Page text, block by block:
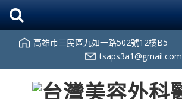
高雄市三民區九如一路502號12樓B5
tsaps3a1@gmail.com